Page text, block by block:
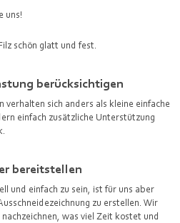
uns!
schön glatt und fest.
berücksichtigen
verhalten sich anders als kleine einfache
einfach zusätzliche Unterstützung
bereitstellen
und einfach zu sein, ist für uns aber
zu erstellen. Wir
was viel Zeit kostet und